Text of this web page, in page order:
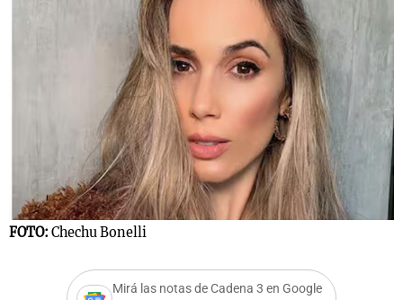
FOTO: Chechu Bonelli
Mirá las notas de Cadena 3 en Google
Notas
Notas